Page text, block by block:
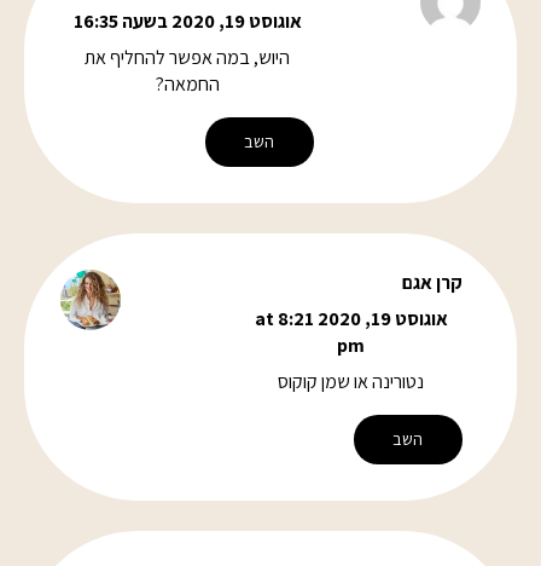
אוגוסט 19, 2020 בשעה 16:35
היוש, במה אפשר להחליף את
החמאה?
השב
קרן אגם
אוגוסט 19, 2020 at 8:21
pm
נטורינה או שמן קוקוס
השב